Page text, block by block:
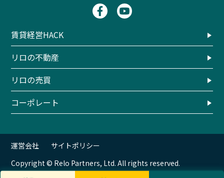
コーポレート
リロの不動産
賃貸経営HACK
リロの売買
Copyright © Relo Partners, Ltd. All rights reserved.
運営会社 サイトポリシー